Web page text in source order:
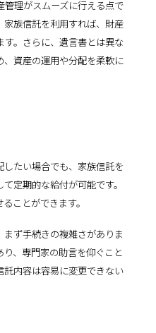
理がスムーズに行える点で
族信託を利用すれば、財産
。さらに、遺言書とは異な
、資産の運用や分配を柔軟に
たい場合でも、家族信託を
定期的な給付が可能です。
ことができます。
ず手続きの複雑さがありま
、専門家の助言を仰ぐこと
内容は容易に変更できない